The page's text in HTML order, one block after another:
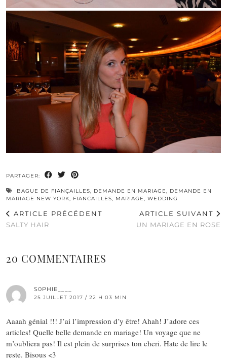
PARTAGER:
BAGUE DE FIANÇAILLES DEMANDE EN MARIAGE
DEMANDE EN
MARIAGE NEW YORK
FIANCAILLES MARIAGE WEDDING
ARTICLE PRÉCÉDENT
SALTY HAIR
ARTICLE SUIVANT
UN MARIAGE EN ROSE
20 COMMENTAIRES
S0PHIE____
25 JUILLET 2017 / 22 H 03 MIN
Aaaah génial !!! J’ai l’impression d’y être! Ahah! J’adore ces
articles! Quelle belle demande en mariage! Un voyage que ne
m’oubliera pas! Il est plein de surprises ton cheri. Hate de lire le
reste. Bisous <3